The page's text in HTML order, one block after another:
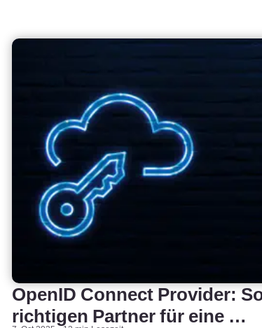
OpenID Connect Provider:
richtigen Partner für eine …